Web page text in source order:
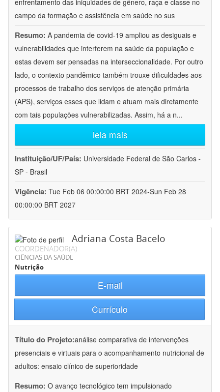
enfrentamento das iniquidades de gênero, raça e classe no
campo da formação e assistência em saúde no sus
Resumo: A pandemia de covid-19 ampliou as desiguais e
vulnerabilidades que interferem na saúde da população e
estas devem ser pensadas na interseccionalidade. Por outro
lado, o contexto pandêmico também trouxe dificuldades aos
processos de trabalho dos serviços de atenção primária
(APS), serviços esses que lidam e atuam mais diretamente
com tais populações vulnerabilizadas. Assim, há a n...
leia mais
Instituição/UF/País: Universidade Federal de São Carlos -
SP - Brasil
Vigência: Tue Feb 06 00:00:00 BRT 2024-Sun Feb 28
00:00:00 BRT 2027
Adriana Costa Bacelo
COORDENADOR(A)
CIÊNCIAS DA SAÚDE
Nutrição
E-mail
Currículo
Título do Projeto:análise comparativa de intervenções
presenciais e virtuais para o acompanhamento nutricional de
adultos: ensaio clínico de superioridade
Resumo: O avanço tecnológico tem impulsionado